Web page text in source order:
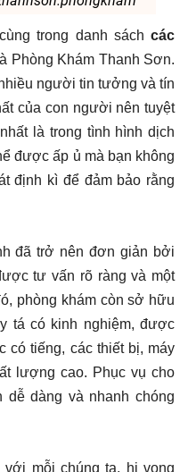
trong danh sách các
là Phòng Khám Thanh Sơn.
người tin tưởng và tín
của con người nên tuyệt
là trong tình hình dịch
được ấp ủ mà bạn không
định kì để đảm bảo rằng
đã trở nên đơn giản bởi
tư vấn rõ ràng và một
phòng khám còn sở hữu
tá có kinh nghiệm, được
tiếng, các thiết bị, máy
lượng cao. Phục vụ cho
dàng và nhanh chóng
mỗi chúng ta, hi vọng